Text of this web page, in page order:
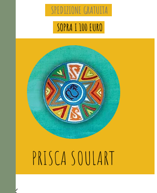
SPEDIZIONE GRATUITA
PRISCA SOULART
SOPRA I 100 EURO